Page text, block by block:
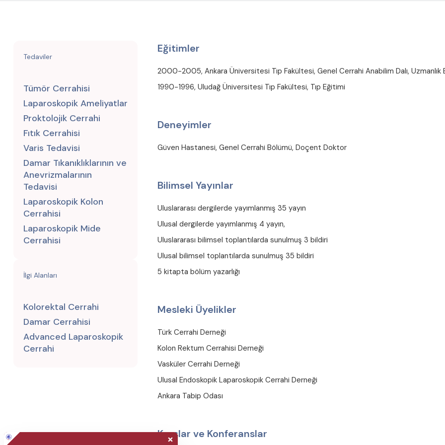
Tedaviler
Tümör Cerrahisi
Laparoskopik Ameliyatlar
Proktolojik Cerrahi
Fıtık Cerrahisi
Varis Tedavisi
Damar Tıkanıklıklarının ve
Anevrizmalarının
Tedavisi
Laparoskopik Kolon
Cerrahisi
Laparoskopik Mide
Cerrahisi
İlgi Alanları
Kolorektal Cerrahi
Damar Cerrahisi
Advanced Laparoskopik
Cerrahi
Eğitimler
2000-2005, Ankara Üniversitesi Tıp Fakültesi, Genel Cerrahi Anabilim Dalı, Uzmanlık
1990-1996, Uludağ Üniversitesi Tıp Fakültesi, Tıp Eğitimi
Deneyimler
Güven Hastanesi, Genel Cerrahi Bölümü, Doçent Doktor
Bilimsel Yayınlar
Uluslararası dergilerde yayımlanmış 35 yayın
Ulusal dergilerde yayımlanmış 4 yayın,
Uluslararası bilimsel toplantılarda sunulmuş 3 bildiri
Ulusal bilimsel toplantılarda sunulmuş 35 bildiri
5 kitapta bölüm yazarlığı
Mesleki Üyelikler
Türk Cerrahi Derneği
Kolon Rektum Cerrahisi Derneği
Vasküler Cerrahi Derneği
Ulusal Endoskopik Laparoskopik Cerrahi Derneği
Ankara Tabip Odası
Kurslar ve Konferanslar